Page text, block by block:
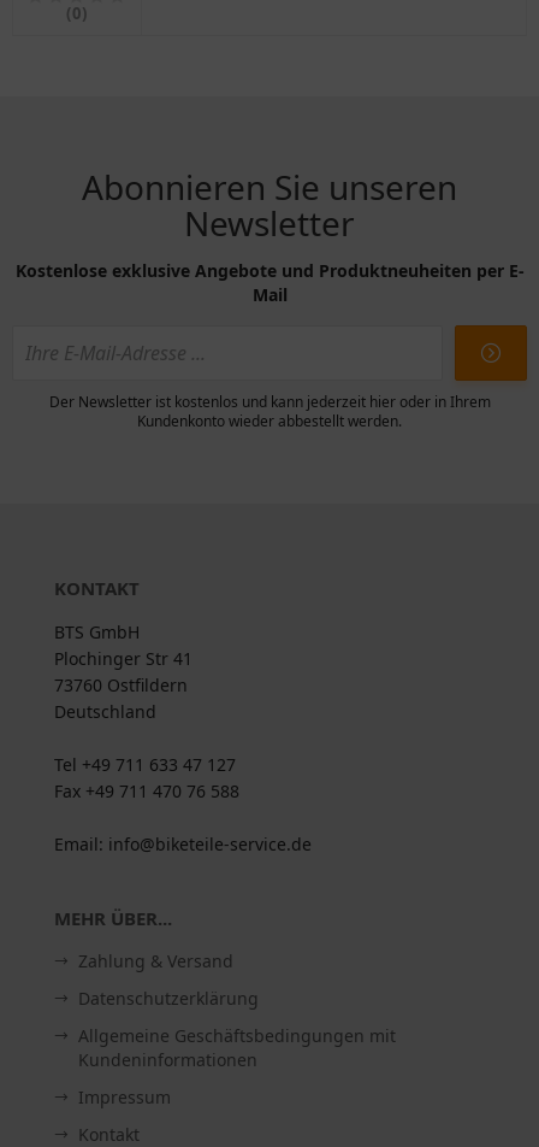
(0)
Abonnieren Sie unseren
Newsletter
Kostenlose exklusive Angebote und Produktneuheiten per E-
Mail
Der Newsletter ist kostenlos und kann jederzeit hier oder in Ihrem
Kundenkonto wieder abbestellt werden.
KONTAKT
BTS GmbH
Plochinger Str 41
73760 Ostfildern
Deutschland
Tel +49 711 633 47 127
Fax +49 711 470 76 588
Email: info@biketeile-service.de
MEHR ÜBER...
Zahlung & Versand
Datenschutzerklärung
Allgemeine Geschäftsbedingungen mit
Kundeninformationen
Impressum
Kontakt